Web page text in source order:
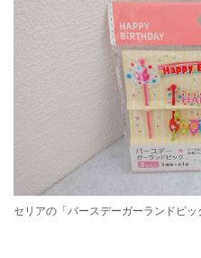
セリアの「バースデーガーランドピッ